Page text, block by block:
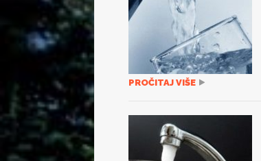
PROČITAJ VIŠE